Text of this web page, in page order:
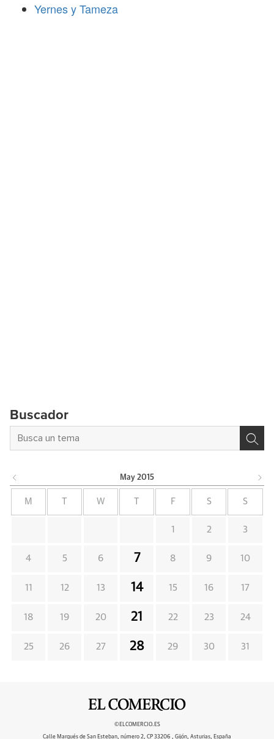
Yernes y Tameza
Buscador
May 2015
M W F S S
1 2 3
4 5 6 7 8 9 10
11 12 13 14 15 16 17
18 19 20 21 22 23 24
25 26 27 28 29 30 31
©ELCOMERCIO.ES
Calle Marqués de San Esteban, número 2, CP 33206 , Gijón, Asturias, España